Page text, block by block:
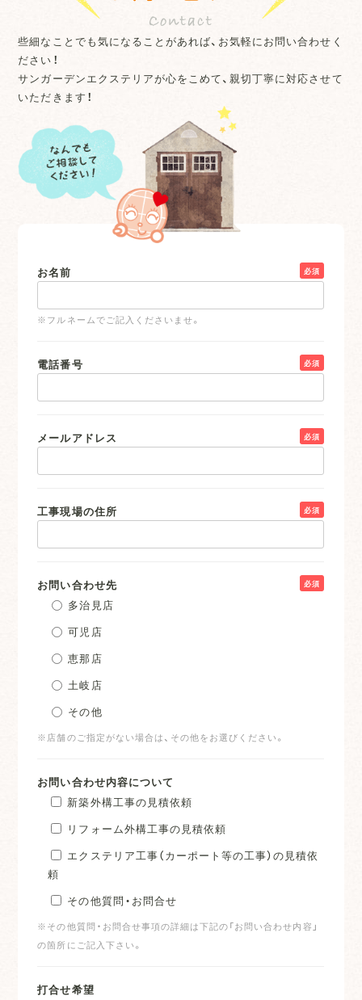
些細なことでも気になることがあれば、お気軽にお問い合わせく
ださい！
サンガーデンエクステリアが心をこめて、親切丁寧に対応させて
いただきます！
お名前 必須
※フルネームでご記入くださいませ。
電話番号 必須
メールアドレス 必須
工事現場の住所 必須
お問い合わせ先 必須
多治見店
可児店
恵那店
土岐店
その他
※店舗のご指定がない場合は、その他をお選びください。
お問い合わせ内容について
新築外構工事の見積依頼
リフォーム外構工事の見積依頼
エクステリア工事（カーポート等の工事）の見積依
頼
その他質問・お問合せ
※その他質問・お問合せ事項の詳細は下記の「お問い合わせ内容」
の箇所にご記入下さい。
打合せ希望